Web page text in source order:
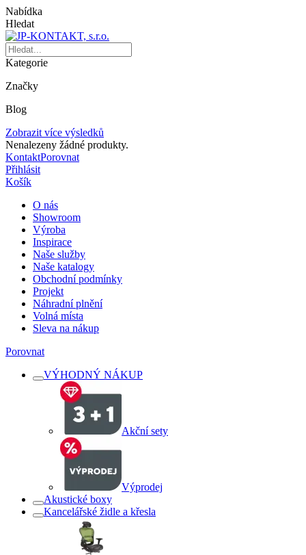
Nabídka
Hledat
Kategorie
Značky
Blog
Zobrazit více výsledků
Nenalezeny žádné produkty.
KontaktPorovnat
Přihlásit
Košík
O nás
Showroom
Výroba
Inspirace
Naše služby
Naše katalogy
Obchodní podmínky
Projekt
Náhradní plnění
Volná místa
Sleva na nákup
Porovnat
VÝHODNÝ NÁKUP
Akční sety
Výprodej
Akustické boxy
Kancelářské židle a křesla